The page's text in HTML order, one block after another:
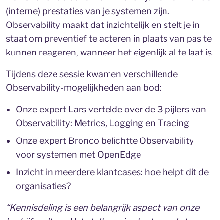
(interne) prestaties van je systemen zijn.
Observability maakt dat inzichtelijk en stelt je in
staat om preventief te acteren in plaats van pas te
kunnen reageren, wanneer het eigenlijk al te laat is.
Tijdens deze sessie kwamen verschillende
Observability-mogelijkheden aan bod:
Onze expert Lars vertelde over de 3 pijlers van
Observability: Metrics, Logging en Tracing
Onze expert Bronco belichtte Observability
voor systemen met OpenEdge
Inzicht in meerdere klantcases: hoe helpt dit de
organisaties?
“Kennisdeling is een belangrijk aspect van onze